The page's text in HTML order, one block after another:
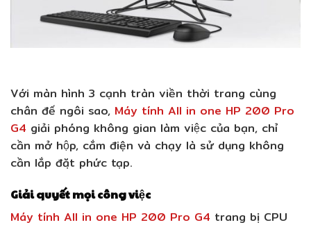
Với màn hình 3 cạnh tràn viền thời trang cùng
chân đế ngôi sao, Máy tính All in one HP 200 Pro
G4 giải phóng không gian làm việc của bạn, chỉ
cần mở hộp, cắm điện và chạy là sử dụng không
cần lắp đặt phức tạp.
Giải quyết mọi công việc
Máy tính All in one HP 200 Pro G4 trang bị CPU